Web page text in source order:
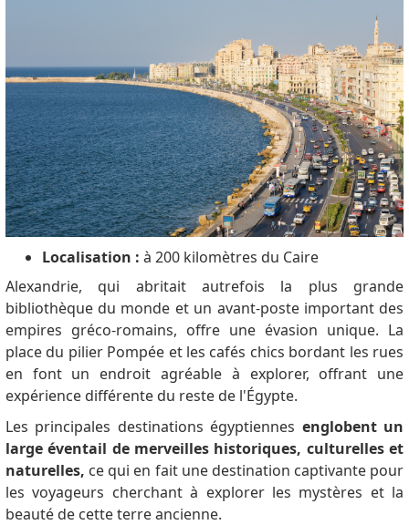
Localisation : à 200 kilomètres du Caire
Alexandrie, qui abritait autrefois la plus grande
bibliothèque du monde et un avant-poste important des
empires gréco-romains, offre une évasion unique. La
place du pilier Pompée et les cafés chics bordant les rues
en font un endroit agréable à explorer, offrant une
expérience différente du reste de l'Égypte.
Les principales destinations égyptiennes englobent un
large éventail de merveilles historiques, culturelles et
naturelles, ce qui en fait une destination captivante pour
les voyageurs cherchant à explorer les mystères et la
beauté de cette terre ancienne.